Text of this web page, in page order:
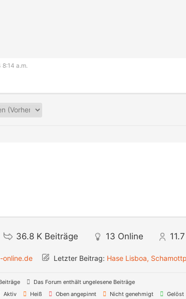
a.m.
36.8 K Beiträge 13 Online
online.de Letzter Beitrag: Hase Lisboa,
Das Forum enthält ungelesene Beiträge
Aktiv Heiß Oben angepinnt Nicht genehmigt Gelöst